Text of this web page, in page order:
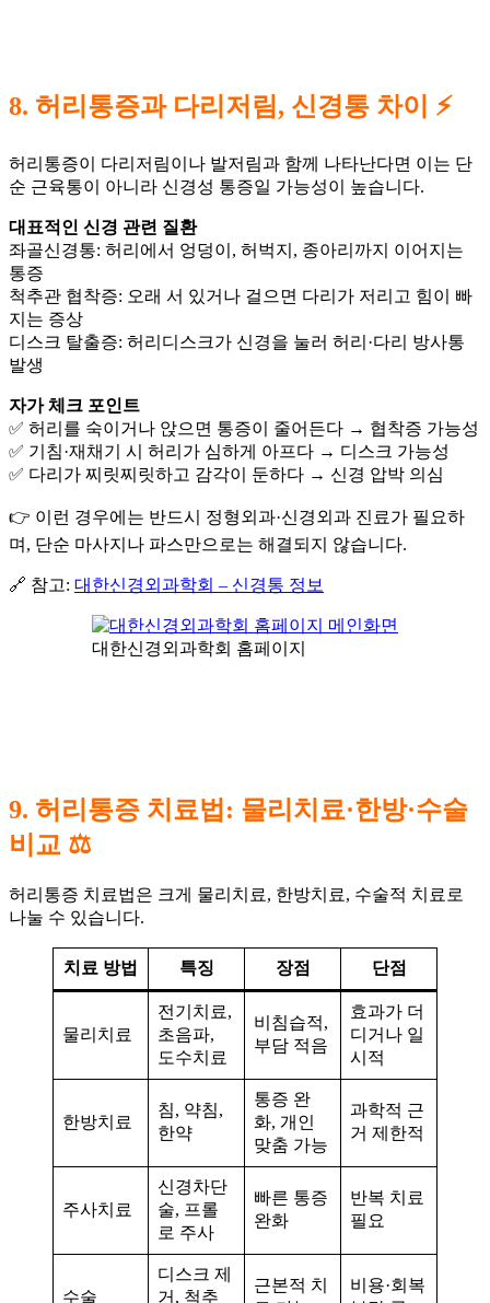
8. 허리통증과 다리저림, 신경통 차이 ⚡
허리통증이 다리저림이나 발저림과 함께 나타난다면 이는 단
순 근육통이 아니라 신경성 통증일 가능성이 높습니다.
대표적인 신경 관련 질환
좌골신경통: 허리에서 엉덩이, 허벅지, 종아리까지 이어지는
통증
척추관 협착증: 오래 서 있거나 걸으면 다리가 저리고 힘이 빠
지는 증상
디스크 탈출증: 허리디스크가 신경을 눌러 허리·다리 방사통
발생
자가 체크 포인트
✅ 허리를 숙이거나 앉으면 통증이 줄어든다 → 협착증 가능성
✅ 기침·재채기 시 허리가 심하게 아프다 → 디스크 가능성
✅ 다리가 찌릿찌릿하고 감각이 둔하다 → 신경 압박 의심
👉 이런 경우에는 반드시 정형외과·신경외과 진료가 필요하
며, 단순 마사지나 파스만으로는 해결되지 않습니다.
🔗 참고: 대한신경외과학회 – 신경통 정보
대한신경외과학회 홈페이지
9. 허리통증 치료법: 물리치료·한방·수술
비교 ⚖️
허리통증 치료법은 크게 물리치료, 한방치료, 수술적 치료로
나눌 수 있습니다.
치료 방법 특징 장점 단점
물리치료
전기치료,
초음파,
도수치료
비침습적,
부담 적음
효과가 더
디거나 일
시적
한방치료
침, 약침,
한약
통증 완
화, 개인
맞춤 가능
과학적 근
거 제한적
주사치료
신경차단
술, 프롤
로 주사
빠른 통증
완화
반복 치료
필요
수술
디스크 제
거, 척추
근본적 치
비용·회복